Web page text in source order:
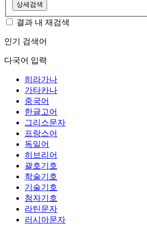
상세검색
결과 내 재검색
인기 검색어
다국어 입력
히라가나
가타카나
중국어
한글고어
그리스문자
프랑스어
독일어
히브리어
괄호기호
학술기호
기술기호
첨자기호
라틴문자
러시아문자